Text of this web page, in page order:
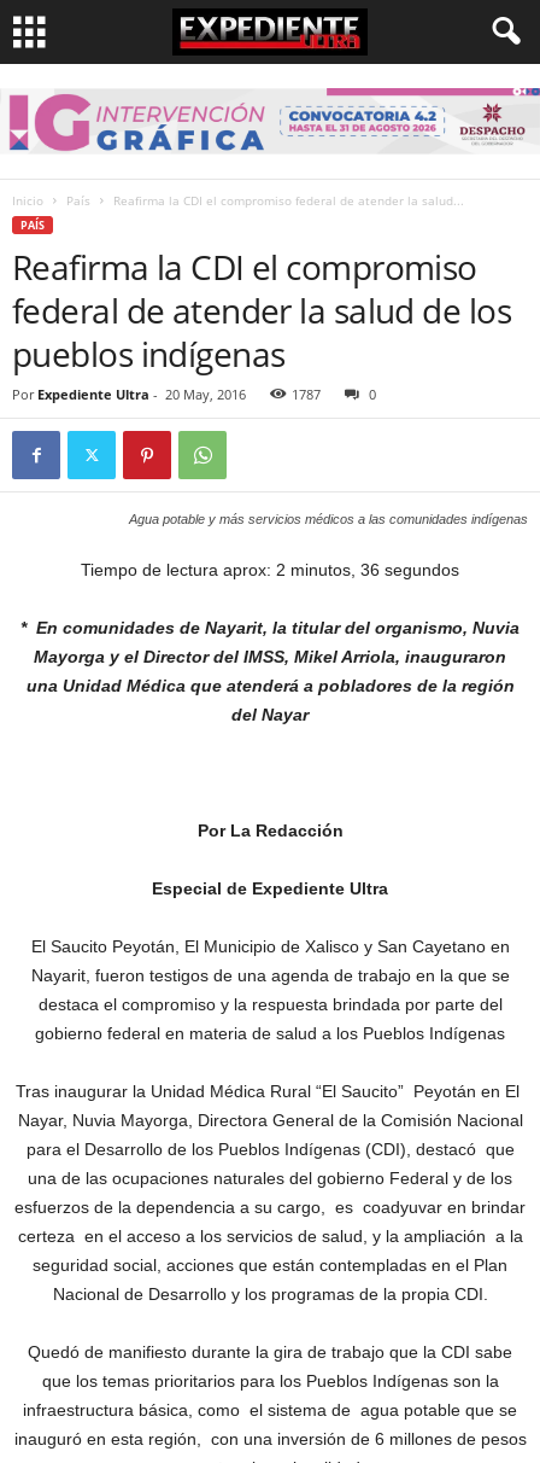
Inicio País Reafirma la CDI el compromiso federal de atender la salud...
PAÍS
Reafirma la CDI el compromiso
federal de atender la salud de los
pueblos indígenas
Por Expediente Ultra - 20 May, 2016 1787 0
Agua potable y más servicios médicos a las comunidades indígenas
Tiempo de lectura aprox: 2 minutos, 36 segundos
* En comunidades de Nayarit, la titular del organismo, Nuvia
Mayorga y el Directordel IMSS, Mikel Arriola, inauguraron
una Unidad Médica que atenderá a pobladores de la región
del Nayar
Por La Redacción
Especial de Expediente Ultra
El Saucito Peyotán, El Municipio de Xalisco y San Cayetano en
Nayarit, fueron testigos de una agenda de trabajo en la que se
destaca el compromiso y la respuesta brindada por parte del
gobierno federal en materia de salud a los Pueblos Indígenas
Tras inaugurar la Unidad Médica Rural “El Saucito” Peyotán en El
Nayar, Nuvia Mayorga, Directora General de la Comisión Nacional
para el Desarrollo de los Pueblos Indígenas (CDI), destacó que
una de las ocupaciones naturales del gobierno Federal y de los
esfuerzos de la dependencia a su cargo, es coadyuvar en brindar
certeza en el acceso a los servicios de salud, y la ampliación a la
seguridad social, acciones que están contempladas en el Plan
Nacional de Desarrollo y los programas de la propia CDI.
Quedó de manifiesto durante la gira de trabajo que la CDI sabe
que los temas prioritarios para los Pueblos Indígenas son la
infraestructura básica, como el sistema de agua potable que se
inauguró en esta región, con una inversión de 6 millones de pesos